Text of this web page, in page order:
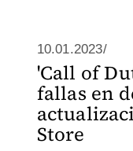
10.01.2023/
'Call of
fallas en
Store